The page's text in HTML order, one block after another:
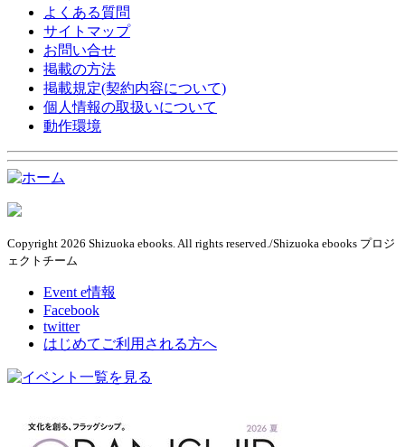
よくある質問
サイトマップ
お問い合せ
掲載の方法
掲載規定(契約内容について)
個人情報の取扱いについて
動作環境
Copyright 2026 Shizuoka ebooks. All rights reserved./Shizuoka ebooks プロジ
ェクトチーム
Event e情報
Facebook
twitter
はじめてご利用される方へ